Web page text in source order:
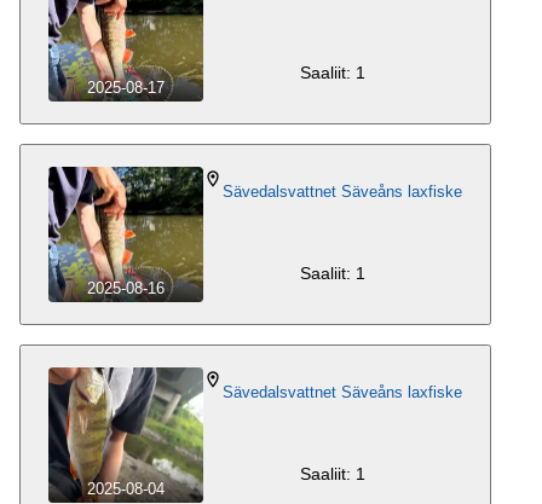
2025-08-17
Saaliit: 1
2025-08-16
Sävedalsvattnet Säveåns laxfiske
Saaliit: 1
2025-08-04
Sävedalsvattnet Säveåns laxfiske
Saaliit: 1